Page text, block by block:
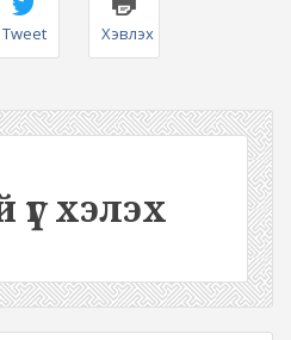
Tweet Хэвлэх
үг хэлэх